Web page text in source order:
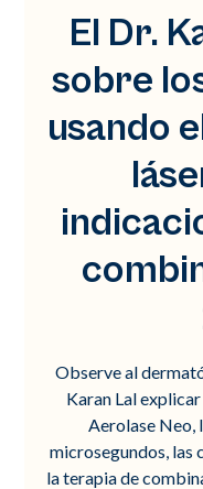
El Dr.
sobre
usando
Observe al
Karan Lal
Aerolase Neo,
microsegundos, las
la terapia de